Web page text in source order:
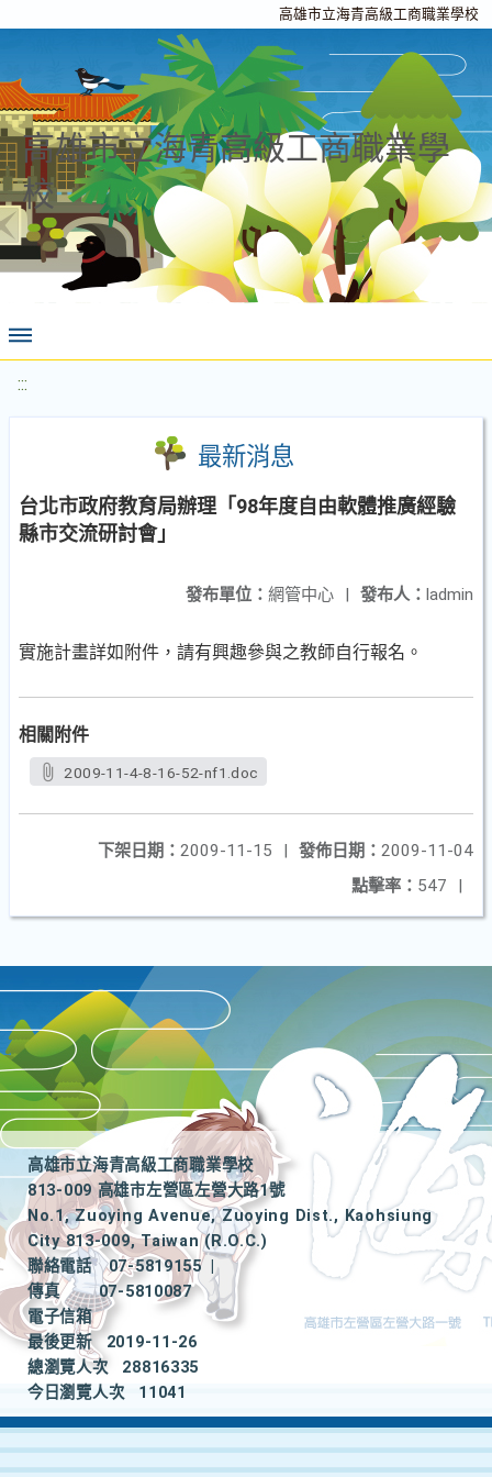
高雄市立海青高級工商職業學校
高雄市立海青高級工商職業學
校
:::
最新消息
台北市政府教育局辦理「98年度自由軟體推廣經驗
縣市交流研討會」
發布人： ladmin
發布單位： 網管中心 |
實施計畫詳如附件，請有興趣參與之教師自行報名。
相關附件
2009-11-4-8-16-52-nf1.doc
發佈日期： 2009-11-04
下架日期： 2009-11-15
|
點擊率： 547 |
高雄市立海青高級工商職業學校
813-009 高雄市左營區左營大路1號
No.1, Zuoying Avenue, Zuoying Dist., Kaohsiung
City 813-009, Taiwan (R.O.C.)
聯絡電話
07-5819155
|
傳真
07-5810087
電子信箱
最後更新
2019-11-26
總瀏覽人次
28816335
今日瀏覽人次
11041